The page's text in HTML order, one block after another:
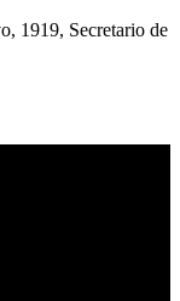
1919, Secretario de